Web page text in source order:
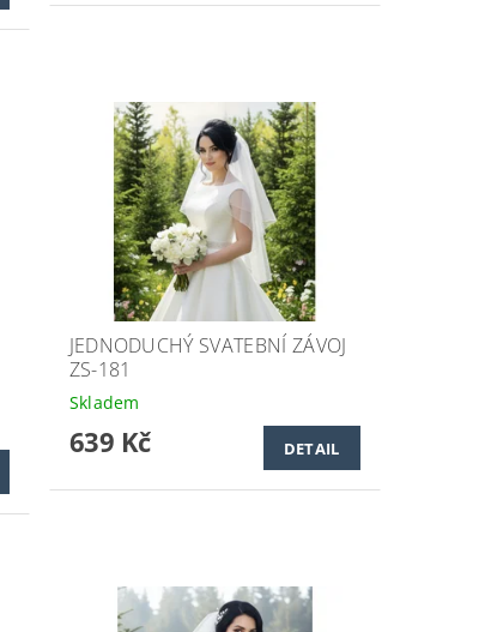
JEDNODUCHÝ SVATEBNÍ ZÁVOJ
ZS-181
Skladem
639 Kč DETAIL